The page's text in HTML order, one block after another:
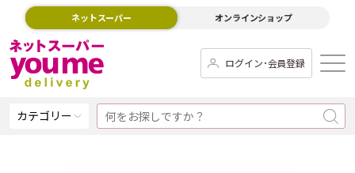
ネットスーパー オンラインショップ
ログイン･会員登録
カテゴリー